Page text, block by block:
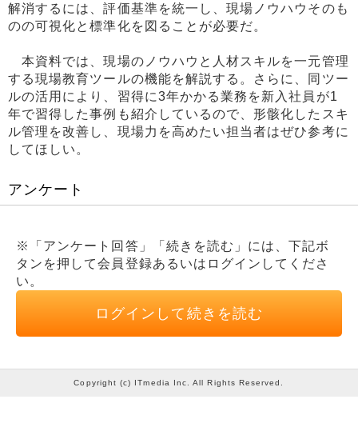
解消するには、評価基準を統一し、現場ノウハウそのも
のの可視化と標準化を図ることが必要だ。
本資料では、現場のノウハウと人材スキルを一元管理
する現場教育ツールの機能を解説する。さらに、同ツー
ルの活用により、習得に3年かかる業務を新入社員が1
年で習得した事例も紹介しているので、形骸化したスキ
ル管理を改善し、現場力を高めたい担当者はぜひ参考に
してほしい。
アンケート
※「アンケート回答」「続きを読む」には、下記ボ
タンを押して会員登録あるいはログインしてくださ
い。
ログインして続きを読む
Copyright (c) ITmedia Inc. All Rights Reserved.